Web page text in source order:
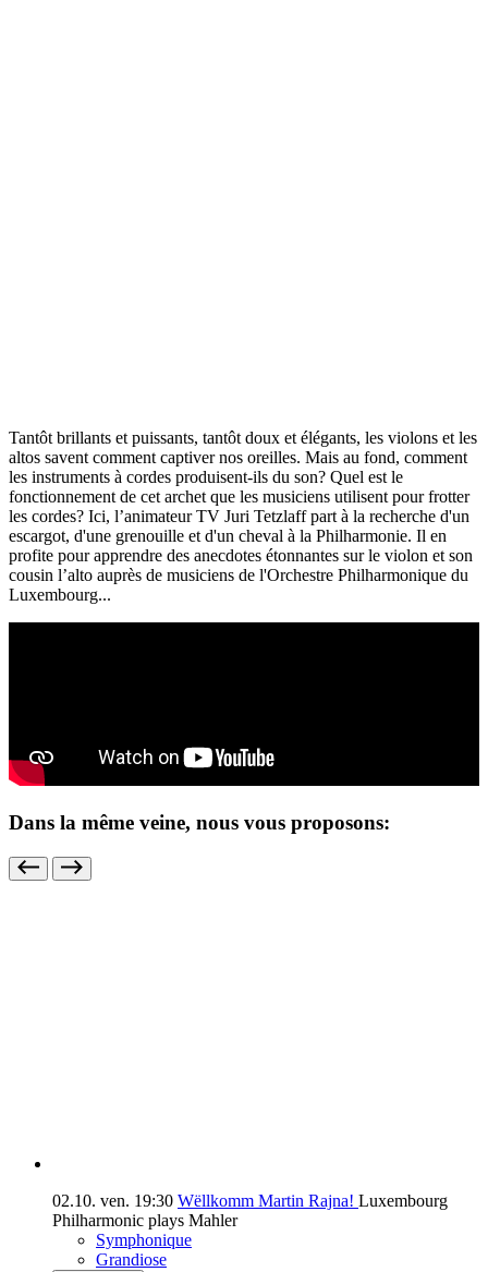
Tantôt brillants et puissants, tantôt doux et élégants, les violons et les
altos savent comment captiver nos oreilles. Mais au fond, comment
les instruments à cordes produisent-ils du son? Quel est le
fonctionnement de cet archet que les musiciens utilisent pour frotter
les cordes? Ici, l’animateur TV Juri Tetzlaff part à la recherche d'un
escargot, d'une grenouille et d'un cheval à la Philharmonie. Il en
profite pour apprendre des anecdotes étonnantes sur le violon et son
cousin l’alto auprès de musiciens de l'Orchestre Philharmonique du
Luxembourg...
Dans la même veine, nous vous proposons:
02.10. ven. 19:30 Wëllkomm Martin Rajna! Luxembourg
Philharmonic plays Mahler
Symphonique
Grandiose